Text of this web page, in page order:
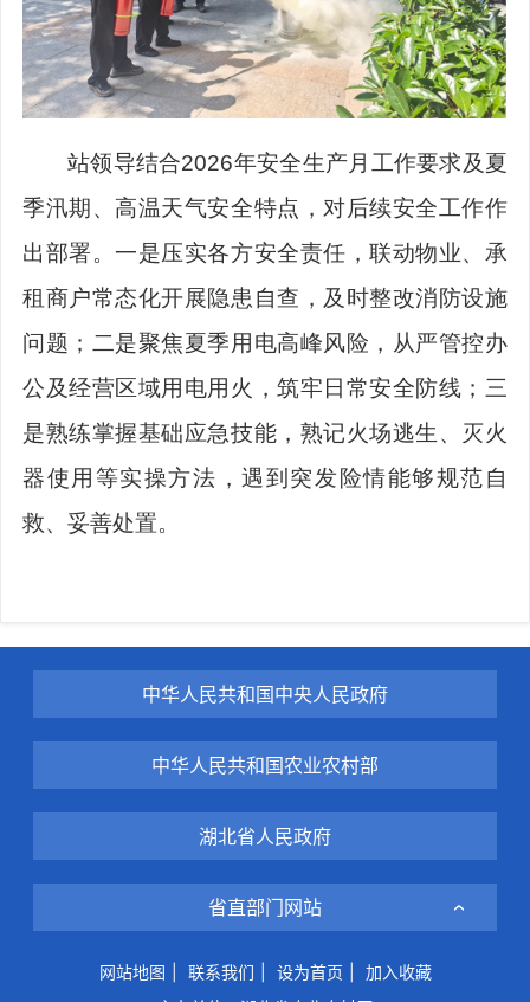
站领导结合2026年安全生产月工作要求及夏
季汛期、高温天气安全特点，对后续安全工作作
出部署。一是压实各方安全责任，联动物业、承
租商户常态化开展隐患自查，及时整改消防设施
问题；二是聚焦夏季用电高峰风险，从严管控办
公及经营区域用电用火，筑牢日常安全防线；三
是熟练掌握基础应急技能，熟记火场逃生、灭火
器使用等实操方法，遇到突发险情能够规范自
救、妥善处置。
中华人民共和国中央人民政府
中华人民共和国农业农村部
湖北省人民政府
省直部门网站
网站地图 联系我们 设为首页
加入收藏